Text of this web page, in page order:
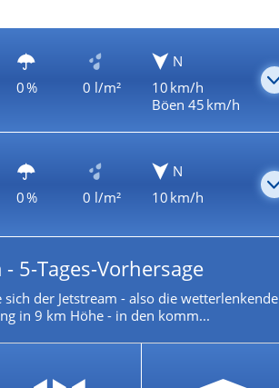
0 % 0 l/m²
N
10 km/h
Böen 45 km/h
0 % 0 l/m²
N
10 km/h
- 5-Tages-Vorhersage
sich der Jetstream - also die wetterlenkende
in 9 km Höhe - in den komm...